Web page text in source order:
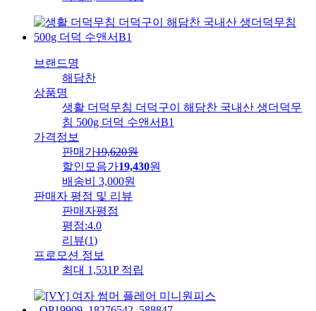
브랜드명
해담찬
상품명
생활 더덕무침 더덕구이 해담찬 국내산 생더덕무
침 500g 더덕 수앤서B1
가격정보
판매가19,620원
할인모음가19,430원
배송비
3,000원
판매자 평점 및 리뷰
판매자평점
평점:4.0
리뷰(1)
프로모션 정보
최대 1,531P 적립